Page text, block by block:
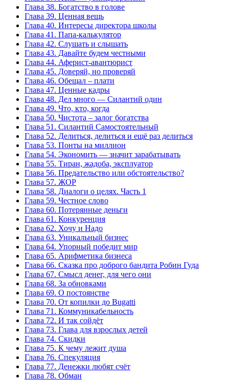
Глава 38. Богатство в голове
Глава 39. Ценная вещь
Глава 40. Интересы директора школы
Глава 41. Папа-калькулятор
Глава 42. Слушать и слышать
Глава 43. Давайте будем честными
Глава 44. Аферист-авантюрист
Глава 45. Доверяй, но проверяй
Глава 46. Обещал – плати
Глава 47. Ценные кадры
Глава 48. Дел много — Силантий один
Глава 49. Что, кто, когда
Глава 50. Чистота – залог богатства
Глава 51. Силантий Самостоятельный
Глава 52. Делиться, делиться и ещё раз делиться
Глава 53. Понты на миллион
Глава 54. Экономить — значит зарабатывать
Глава 55. Тиран, жадоба, эксплуатор
Глава 56. Предательство или обстоятельство?
Глава 57. ЖОР
Глава 58. Диалоги о целях. Часть 1
Глава 59. Честное слово
Глава 60. Потерянные деньги
Глава 61. Конкуренция
Глава 62. Хочу и Надо
Глава 63. Уникальный бизнес
Глава 64. Упорный победит мир
Глава 65. Арифметика бизнеса
Глава 66. Сказка про доброго бандита Робин Гуда
Глава 67. Смысл денег, для чего они
Глава 68. За обновками
Глава 69. О постоянстве
Глава 70. От копилки до Bugatti
Глава 71. Коммуникабельность
Глава 72. И так сойдёт
Глава 73. Глава для взрослых детей
Глава 74. Скидки
Глава 75. К чему лежит душа
Глава 76. Спекуляция
Глава 77. Денежки любят счёт
Глава 78. Обман